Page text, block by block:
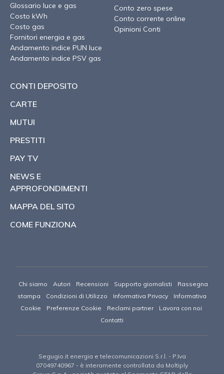
Glossario luce e gas
Costo kWh
Costo gas
Fornitori energia e gas
Andamento indice PUN luce
Andamento indice PSV gas
Conto zero spese
Conto corrente online
Opinioni Conti
CONTI DEPOSITO
CARTE
MUTUI
PRESTITI
PAY TV
NEWS E
APPROFONDIMENTI
MAPPA DEL SITO
COME FUNZIONA
Chi siamo Autori Recensioni Supporto giornalisti
Rassegna
stampa
Condizioni di Utilizzo Informativa Privacy
Informativa
Cookie
Preferenze Cookie Reclami partner
Lavora con noi
Contatti
Segugio.it energia e telecomunicazioni S.r.l. - P.Iva
07049740967 - è interamente controllata da Moltiply